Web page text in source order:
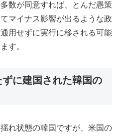
数が同意すれば、とんだ愚策
マイナス影響が出るような政
用せずに実行に移される可能
す。
に建国された韓国の
れ状態の韓国ですが、米国の